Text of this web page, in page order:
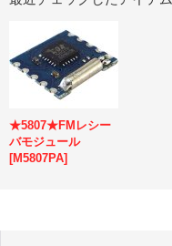
★5807★FMレシー
バモジュール
[M5807PA]